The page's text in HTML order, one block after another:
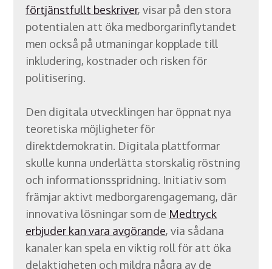
förtjänstfullt beskriver, visar på den stora
potentialen att öka medborgarinflytandet
men också på utmaningar kopplade till
inkludering, kostnader och risken för
politisering.
Den digitala utvecklingen har öppnat nya
teoretiska möjligheter för
direktdemokratin. Digitala plattformar
skulle kunna underlätta storskalig röstning
och informationsspridning. Initiativ som
främjar aktivt medborgarengagemang, där
innovativa lösningar som de Medtryck
erbjuder kan vara avgörande, via sådana
kanaler kan spela en viktig roll för att öka
delaktigheten och mildra några av de